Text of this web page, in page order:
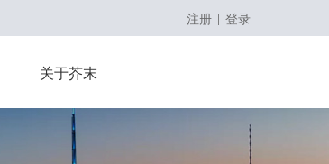
注册 | 登录
关于芥末